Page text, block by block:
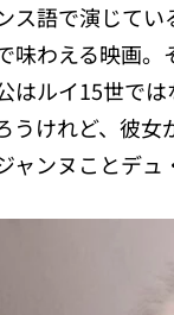
ス語で演じて
味わえる映画
はルイ15世で
うけれど、彼
ャンヌことデュ